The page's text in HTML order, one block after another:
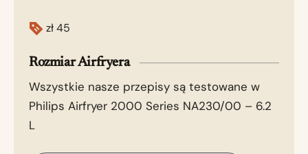
zł45
Rozmiar Airfryera
Wszystkie nasze przepisy są testowane w
Philips Airfryer 2000 Series NA230/00 – 6.2
L